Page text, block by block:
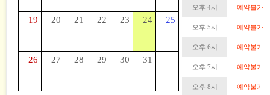
19 20 21 22 23 24 25
26 27 28 29 30 31
오후 4시 예약불가
오후 5시 예약불가
오후 6시 예약불가
오후 7시 예약불가
오후 8시 예약불가